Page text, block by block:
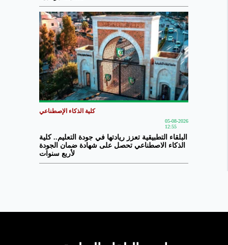
كلية الذكاء الإصطناعي
05-08-2026
12:55
البلقاء التطبيقية تعزز ريادتها في جودة التعليم.. كلية
الذكاء الاصطناعي تحصل على شهادة ضمان الجودة
لأربع سنوات